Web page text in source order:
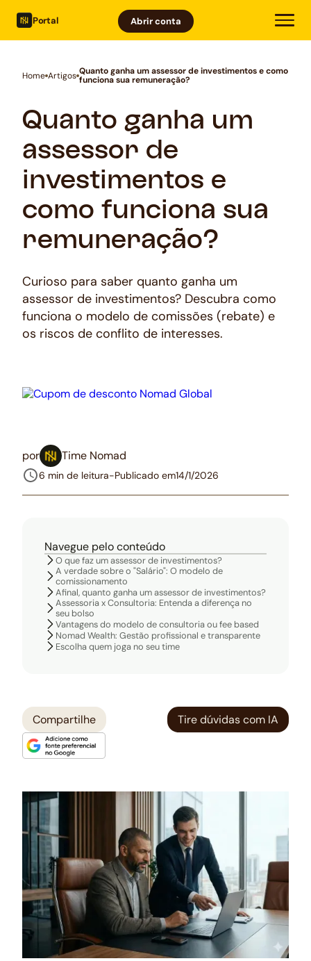
Portal Abrir conta
Home Artigos Quanto ganha um assessor de investimentos e como
funciona sua remuneração?
Quanto ganha um
assessor de
investimentos e
como funciona sua
remuneração?
Curioso para saber quanto ganha um
assessor de investimentos? Descubra como
funciona o modelo de comissões (rebate) e
os riscos de conflito de interesses.
por Time Nomad
6 min de leitura-Publicado em14/1/2026
Navegue pelo conteúdo
O que faz um assessor de investimentos?
A verdade sobre o "Salário": O modelo de
comissionamento
Afinal, quanto ganha um assessor de investimentos?
Assessoria x Consultoria: Entenda a diferença no
seu bolso
Vantagens do modelo de consultoria ou fee based
Nomad Wealth: Gestão profissional e transparente
Escolha quem joga no seu time
Compartilhe Tire dúvidas com IA